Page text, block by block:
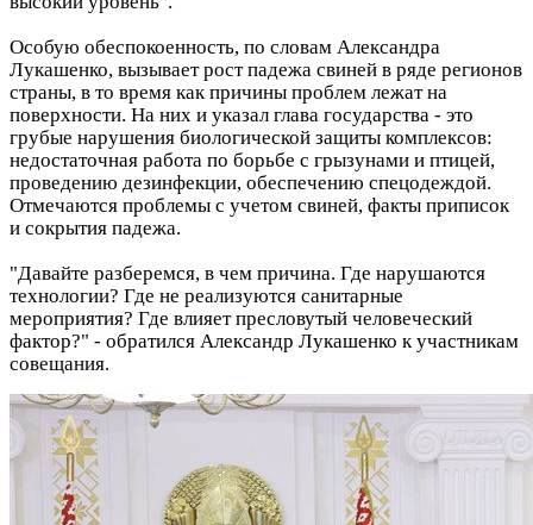
Особую обеспокоенность, по словам Александра
Лукашенко, вызывает рост падежа свиней в ряде регионов
страны, в то время как причины проблем лежат на
поверхности. На них и указал глава государства - это
грубые нарушения биологической защиты комплексов:
недостаточная работа по борьбе с грызунами и птицей,
проведению дезинфекции, обеспечению спецодеждой.
Отмечаются проблемы с учетом свиней, факты приписок
и сокрытия падежа.
"Давайте разберемся, в чем причина. Где нарушаются
технологии? Где не реализуются санитарные
мероприятия? Где влияет пресловутый человеческий
фактор?" - обратился Александр Лукашенко к участникам
совещания.